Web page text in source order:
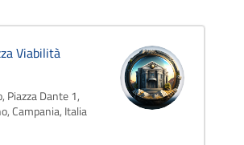
Viabilità
Piazza Dante 1,
Campania, Italia